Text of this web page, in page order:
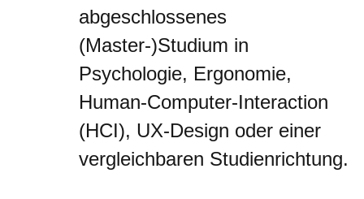
abgeschlossenes
(Master-)Studium in
Psychologie, Ergonomie,
Human-Computer-Interaction
(HCI), UX-Design oder einer
vergleichbaren Studienrichtung.